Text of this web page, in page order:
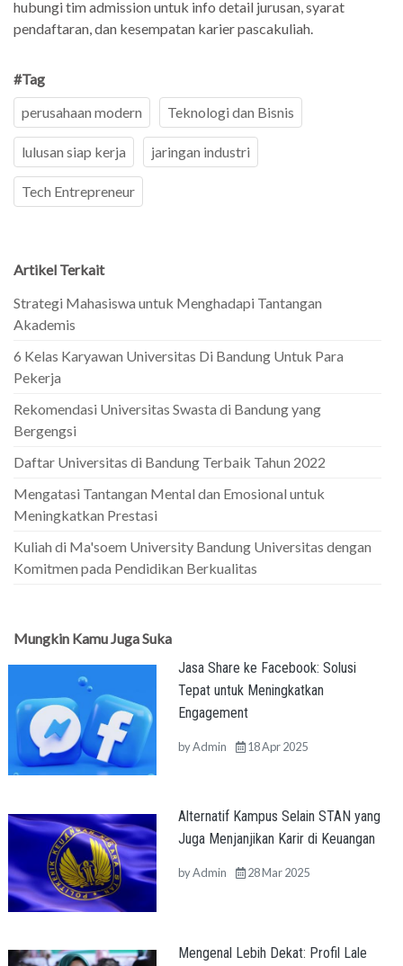
hubungi tim admission untuk info detail jurusan, syarat
pendaftaran, dan kesempatan karier pascakuliah.
#Tag
perusahaan modern
Teknologi dan Bisnis
lulusan siap kerja jaringan industri
Tech Entrepreneur
Artikel Terkait
Strategi Mahasiswa untuk Menghadapi Tantangan
Akademis
6 Kelas Karyawan Universitas Di Bandung Untuk Para
Pekerja
Rekomendasi Universitas Swasta di Bandung yang
Bergengsi
Daftar Universitas di Bandung Terbaik Tahun 2022
Mengatasi Tantangan Mental dan Emosional untuk
Meningkatkan Prestasi
Kuliah di Ma'soem University Bandung Universitas dengan
Komitmen pada Pendidikan Berkualitas
Mungkin Kamu Juga Suka
Jasa Share ke Facebook: Solusi
Tepat untuk Meningkatkan
Engagement
byAdmin 18 Apr 2025
Alternatif Kampus Selain STAN yang
Juga Menjanjikan Karir di Keuangan
byAdmin 28 Mar 2025
Mengenal Lebih Dekat: Profil Lale